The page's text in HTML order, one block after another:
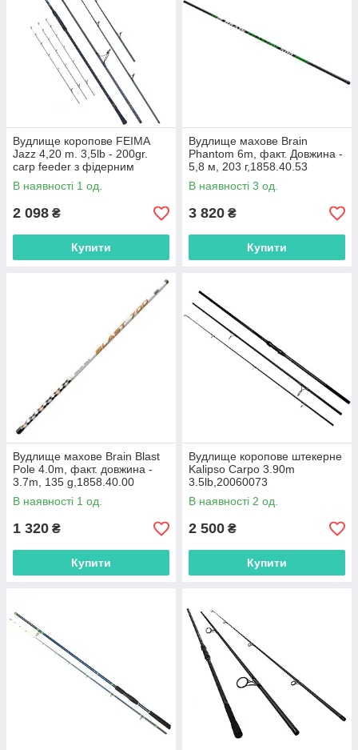
Вудлище коропове FEIMA
Jazz 4,20 m. 3,5lb - 200gr.
carp feeder з фідерним
хлистом + 3 верш.,Р-8276-
420
В наявності 1 од.
2 098 ₴
Купити
Вудлище махове Brain
Phantom 6m, факт. Довжина -
5,8 м, 203 г,1858.40.53
В наявності 3 од.
3 820 ₴
Купити
Вудлище махове Brain Blast
Pole 4.0m, факт. довжина -
3.7m, 135 g,1858.40.00
В наявності 1 од.
1 320 ₴
Купити
Вудлище коропове штекерне
Kalipso Carpo 3.90m
3.5lb,20060073
В наявності 2 од.
2 500 ₴
Купити